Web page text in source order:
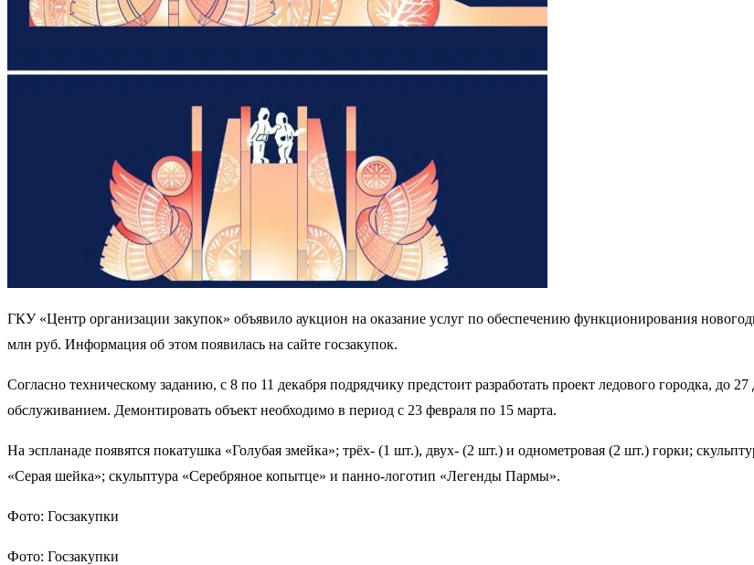
ГКУ «Центр организации закупок» объявило аукцион на оказание услуг по обеспечению функционирования
млн руб. Информация об этом появилась на сайте госзакупок.
Согласно техническому заданию, с 8 по 11 декабря подрядчику предстоит разработать проект ледового городка, до
обслуживанием. Демонтировать объект необходимо в период с 23 февраля по 15 марта.
На эспланаде появятся покатушка «Голубая змейка»; трёх- (1 шт.), двух- (2 шт.) и однометровая (2 шт.) горки;
«Серая шейка»; скульптура «Серебряное копытце» и панно-логотип «Легенды Пармы».
Фото: Госзакупки
Фото: Госзакупки